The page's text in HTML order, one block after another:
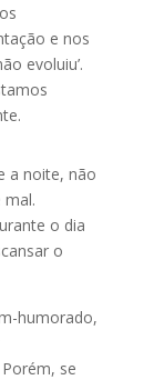
e nos
evoluiu’.
a noite, não
mal.
o dia
o
humorado,
se